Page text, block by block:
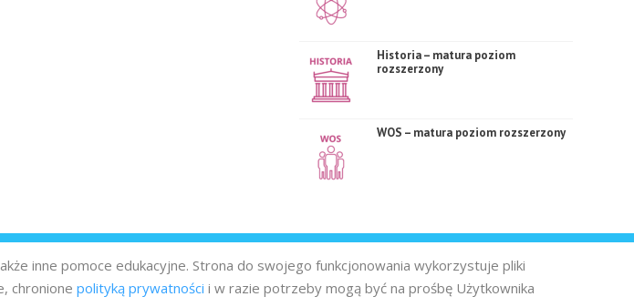
Historia – matura poziom
rozszerzony
WOS – matura poziom rozszerzony
inne pomoce edukacyjne. Strona do swojego funkcjonowania wykorzystuje pliki
chronione polityką prywatności i w razie potrzeby mogą być na prośbę Użytkownika